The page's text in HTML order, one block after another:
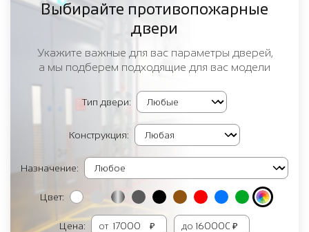
Выбирайте противопожарные
двери
Укажите важные для вас параметры дверей,
а мы подберем подходящие для вас модели
Тип двери:
Конструкция:
Назначение:
Цвет:
Цена: от ₽ до ₽